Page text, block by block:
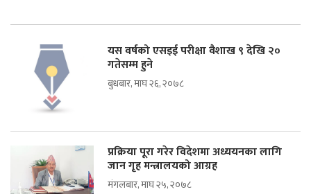
यस वर्षको एसइई परीक्षा वैशाख ९ देखि २०
गतेसम्म हुने
बुधबार, माघ २६, २०७८
प्रक्रिया पूरा गरेर विदेशमा अध्ययनका लागि
जान गृह मन्त्रालयको आग्रह
मंगलबार, माघ २५, २०७८